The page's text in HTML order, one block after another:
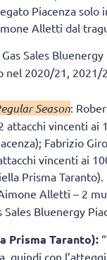
Piacenza solo
Alletti dal
Sales
nel 2020/21,
Season:
attacchi vincenti
Fabrizio
vincenti ai
Prisma Taranto).
Alletti – 2
Bluenergy
Prisma Taranto):
quindi con